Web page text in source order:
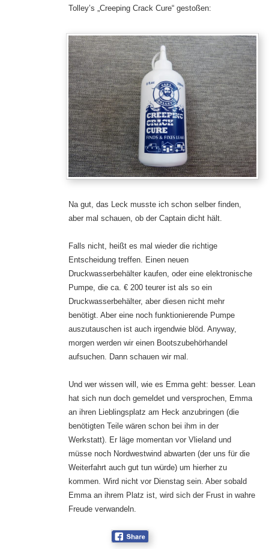
Tolley’s „Creeping Crack Cure“ gestoßen:
Na gut, das Leck musste ich schon selber finden,
aber mal schauen, ob der Captain dicht hält.
Falls nicht, heißt es mal wieder die richtige
Entscheidung treffen. Einen neuen
Druckwasserbehälter kaufen, oder eine elektronische
Pumpe, die ca. € 200 teurer ist als so ein
Druckwasserbehälter, aber diesen nicht mehr
benötigt. Aber eine noch funktionierende Pumpe
auszutauschen ist auch irgendwie blöd. Anyway,
morgen werden wir einen Bootszubehörhandel
aufsuchen. Dann schauen wir mal.
Und wer wissen will, wie es Emma geht: besser. Lean
hat sich nun doch gemeldet und versprochen, Emma
an ihren Lieblingsplatz am Heck anzubringen (die
benötigten Teile wären schon bei ihm in der
Werkstatt). Er läge momentan vor Vlieland und
müsse noch Nordwestwind abwarten (der uns für die
Weiterfahrt auch gut tun würde) um hierher zu
kommen. Wird nicht vor Dienstag sein. Aber sobald
Emma an ihrem Platz ist, wird sich der Frust in wahre
Freude verwandeln.